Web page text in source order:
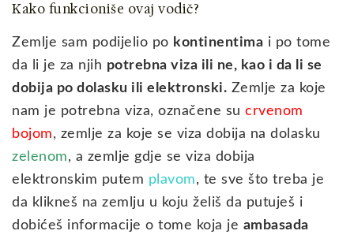
Kako funkcioniše ovaj vodič?
Zemlje sam podijelio po kontinentima i po tome
da li je za njih potrebna viza ili ne, kao i da li se
dobija po dolasku ili elektronski. Zemlje za koje
nam je potrebna viza, označene su crvenom
bojom, zemlje za koje se viza dobija na dolasku
zelenom, a zemlje gdje se viza dobija
elektronskim putem plavom, te sve što treba je
da klikneš na zemlju u koju želiš da putuješ i
dobićeš informacije o tome koja je ambasada